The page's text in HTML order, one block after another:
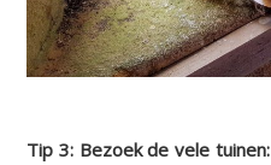
Tip 3: Bezoek de vele tuinen: